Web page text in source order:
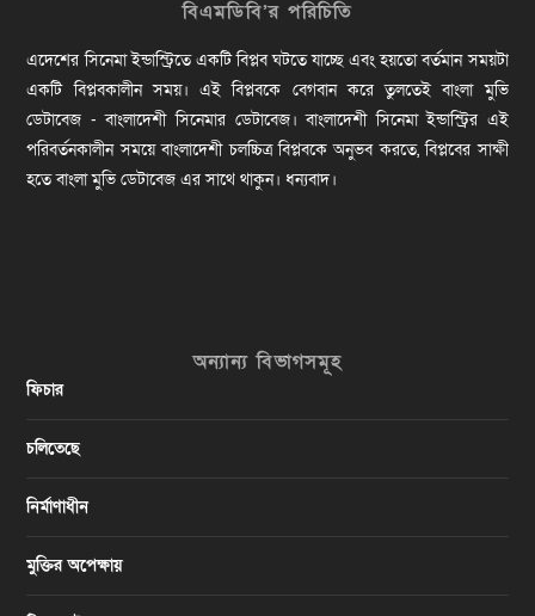
বিএমডিবি’র পরিচিতি
এদেশের সিনেমা ইন্ডাস্ট্রিতে একটি বিপ্লব ঘটতে যাচ্ছে এবং হয়তো বর্তমান সময়টা
একটি বিপ্লবকালীন সময়। এই বিপ্লবকে বেগবান করে তুলতেই বাংলা মুভি
ডেটাবেজ - বাংলাদেশী সিনেমার ডেটাবেজ। বাংলাদেশী সিনেমা ইন্ডাস্ট্রির এই
পরিবর্তনকালীন সময়ে বাংলাদেশী চলচ্চিত্র বিপ্লবকে অনুভব করতে, বিপ্লবের সাক্ষী
হতে বাংলা মুভি ডেটাবেজ এর সাথে থাকুন। ধন্যবাদ।
অন্যান্য বিভাগসমূহ
ফিচার
চলিতেছে
নির্মাণাধীন
মুক্তির অপেক্ষায়